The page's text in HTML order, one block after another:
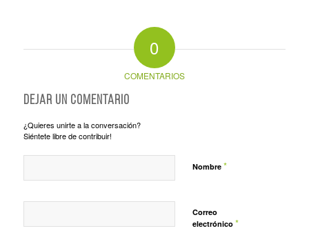
0
COMENTARIOS
Dejar un comentario
¿Quieres unirte a la conversación?
Siéntete libre de contribuir!
Nombre *
Correo
electrónico *